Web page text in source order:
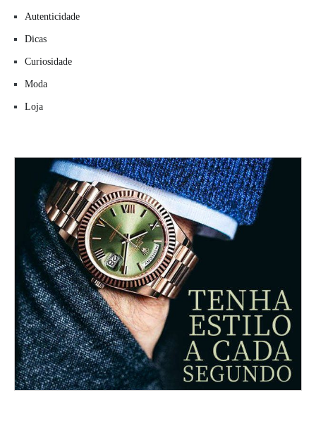
Autenticidade
Dicas
Curiosidade
Moda
Loja